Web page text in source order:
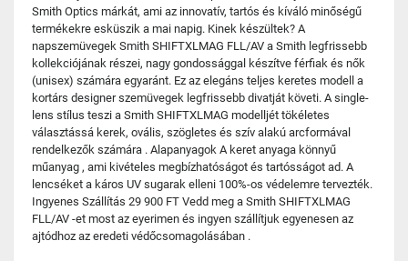
Smith Optics márkát, ami az innovatív, tartós és kíváló minőségű
termékekre esküszik a mai napig. Kinek készültek? A
napszemüvegek Smith SHIFTXLMAG FLL/AV a Smith legfrissebb
kollekciójának részei, nagy gondossággal készítve férfiak és nők
(unisex) számára egyaránt. Ez az elegáns teljes keretes modell a
kortárs designer szemüvegek legfrissebb divatját követi. A single-
lens stílus teszi a Smith SHIFTXLMAG modelljét tökéletes
választássá kerek, ovális, szögletes és szív alakú arcformával
rendelkezők számára . Alapanyagok A keret anyaga könnyű
műanyag , ami kivételes megbízhatóságot és tartósságot ad. A
lencséket a káros UV sugarak elleni 100%-os védelemre tervezték.
Ingyenes Szállítás 29 900 FT Vedd meg a Smith SHIFTXLMAG
FLL/AV -et most az eyerimen és ingyen szállítjuk egyenesen az
ajtódhoz az eredeti védőcsomagolásában .